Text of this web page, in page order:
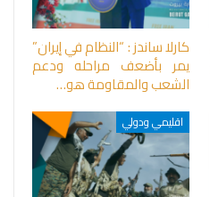
كارلا ساندز : “النظام في إيران”
يمر بأضعف مراحله ودعم
الشعب والمقاومة هو…
اقليمي ودولي